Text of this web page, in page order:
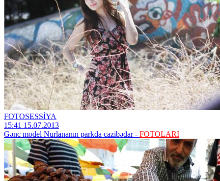
FOTOSESSİYA
15:41 15.07.2013
Gənc model Nurlananın parkda cazibədar - FOTOLARI